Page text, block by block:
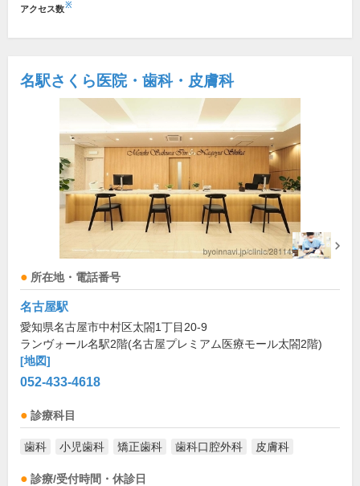
アクセス数※
名駅さくら医院・歯科・皮膚科
所在地・電話番号
名古屋駅
愛知県名古屋市中村区太閤1丁目20-9
ランヴォール名駅2階(名古屋プレミアム医療モール太閤2階)
[地図]
052-433-4618
診療科目
歯科 小児歯科 矯正歯科 歯科口腔外科 皮膚科
診療/受付時間・休診日